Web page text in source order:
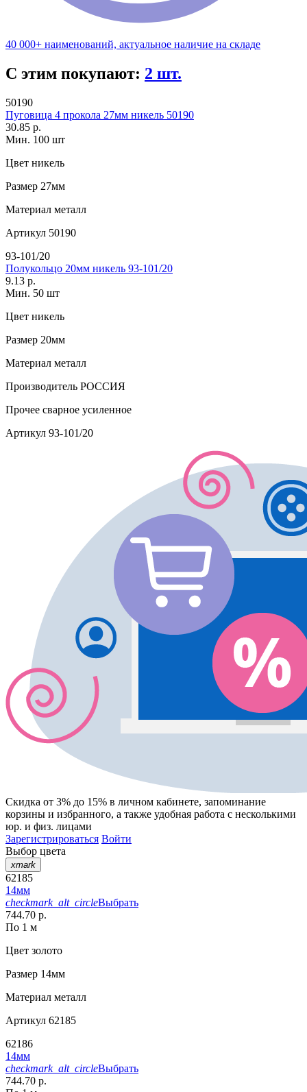
40 000+ наименований, актуальное наличие на складе
С этим покупают: 2 шт.
50190
Пуговица 4 прокола 27мм никель 50190
30.85 р.
Мин. 100 шт
Цвет никель
Размер 27мм
Материал металл
Артикул 50190
93-101/20
Полукольцо 20мм никель 93-101/20
9.13 р.
Мин. 50 шт
Цвет никель
Размер 20мм
Материал металл
Производитель РОССИЯ
Прочее сварное усиленное
Артикул 93-101/20
Скидка от 3% до 15% в личном кабинете, запоминание
корзины и избранного, а также удобная работа с несколькими
юр. и физ. лицами
Зарегистрироваться Войти
Выбор цвета
xmark
62185
14мм
checkmark_alt_circleВыбрать
744.70 р.
По 1 м
Цвет золото
Размер 14мм
Материал металл
Артикул 62185
62186
14мм
checkmark_alt_circleВыбрать
744.70 р.